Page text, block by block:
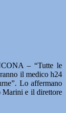
– “Tutte le
il medico h24
Lo affermano
Marini e il direttore